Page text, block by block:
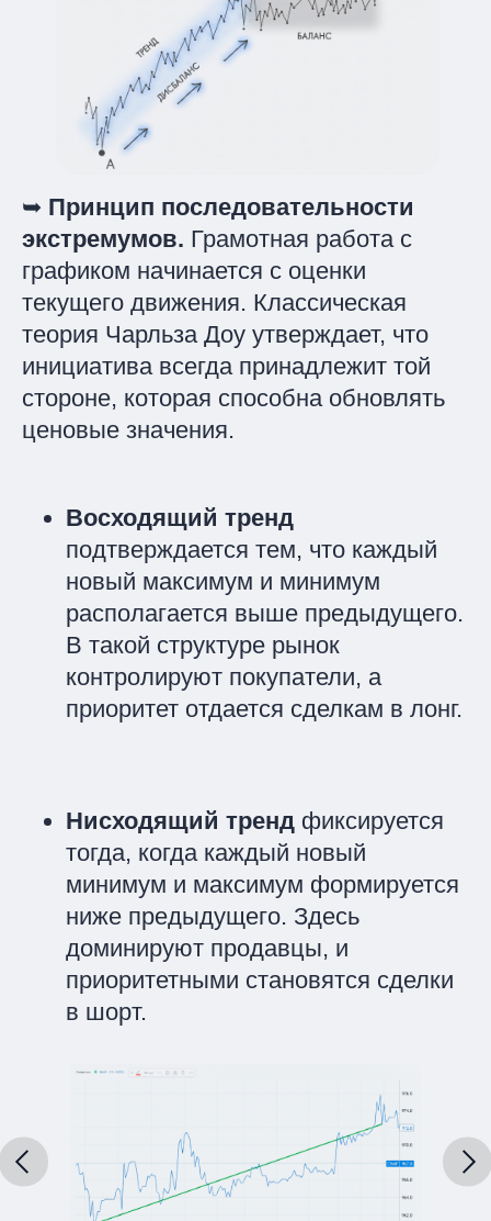
➥ Принцип последовательности
экстремумов. Грамотная работа с
графиком начинается с оценки
текущего движения. Классическая
теория Чарльза Доу утверждает, что
инициатива всегда принадлежит той
стороне, которая способна обновлять
ценовые значения.
Восходящий тренд
подтверждается тем, что каждый
новый максимум и минимум
располагается выше предыдущего.
В такой структуре рынок
контролируют покупатели, а
приоритет отдается сделкам в лонг.
Нисходящий тренд фиксируется
тогда, когда каждый новый
минимум и максимум формируется
ниже предыдущего. Здесь
доминируют продавцы, и
приоритетными становятся сделки
в шорт.